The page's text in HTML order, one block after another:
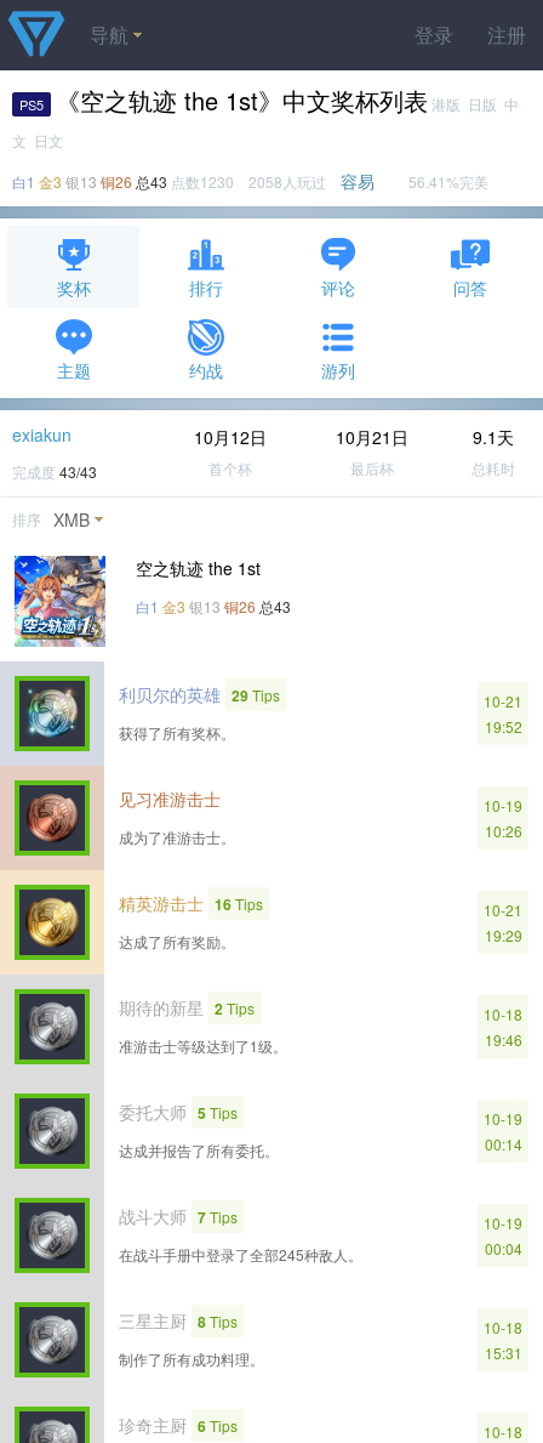
登录 注册
导航
PS5 《空之轨迹 the 1st》中文奖杯列表 港版 日版 中
文 日文
白1 金3 银13 铜26 总43 点数1230 2058人玩过 容易 56.41%完美
奖杯 排行 评论 问答
主题 约战 游列
exiakun
完成度 43/43
10月12日
首个杯
10月21日
最后杯
9.1天
总耗时
排序 XMB
空之轨迹 the 1st
白1 金3 银13 铜26 总43
利贝尔的英雄 29Tips
获得了所有奖杯。
10-21
19:52
见习准游击士
成为了准游击士。
10-19
10:26
精英游击士 16Tips
达成了所有奖励。
10-21
19:29
期待的新星 2Tips
准游击士等级达到了1级。
10-18
19:46
委托大师 5Tips
达成并报告了所有委托。
10-19
00:14
战斗大师 7Tips
在战斗手册中登录了全部245种敌人。
10-19
00:04
三星主厨 8Tips
制作了所有成功料理。
10-18
15:31
珍奇主厨 6Tips
10-18